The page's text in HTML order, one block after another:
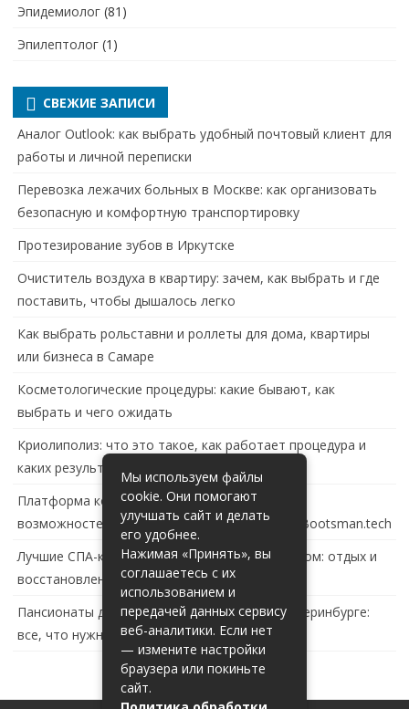
Эпидемиолог (81)
Эпилептолог (1)
СВЕЖИЕ ЗАПИСИ
Аналог Outlook: как выбрать удобный почтовый клиент для
работы и личной переписки
Перевозка лежачих больных в Москве: как организовать
безопасную и комфортную транспортировку
Протезирование зубов в Иркутске
Очиститель воздуха в квартиру: зачем, как выбрать и где
поставить, чтобы дышалось легко
Как выбрать рольставни и роллеты для дома, квартиры
или бизнеса в Самаре
Косметологические процедуры: какие бывают, как
выбрать и чего ожидать
Криолиполиз: что это такое, как работает процедура и
каких результатов ждать
Платформа контейнеризации в России: обзор
возможностей и перспектив развития сайта Bootsman.tech
Лучшие СПА-комплексы в Тольятти с бассейном: отдых и
восстановление за городом
Пансионаты для пожилых с деменцией в Екатеринбурге:
все, что нужно знать
Мы используем файлы
cookie. Они помогают
улучшать сайт и делать
его удобнее.
Нажимая «Принять», вы
соглашаетесь с их
использованием и
передачей данных сервису
веб-аналитики. Если нет
— измените настройки
браузера или покиньте
сайт.